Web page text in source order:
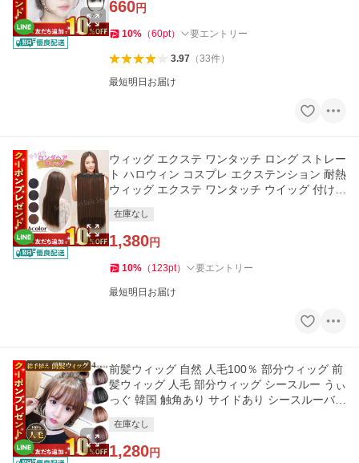
660円
10% （60pt） 要エントリー
3.97（33件）
最短明日お届け
ウィッグ エクステ ワンタッチ ロング ストレー
ト ハロウィン コスプレ エクステンション 耐熱
ウィッグ エクステ ワンタッチ ウイッグ 付け毛
在庫なし
1,380円
10% （ 123pt） 要エントリー
最短明日お届け
前髪ウィッグ 自然 人毛100％ 部分ウィッグ 前
髪ウィッグ 人毛 部分ウィッグ シースルー うぃ
っぐ 韓国 触角あり サイドあり シースルーバン
在庫なし
1,280円